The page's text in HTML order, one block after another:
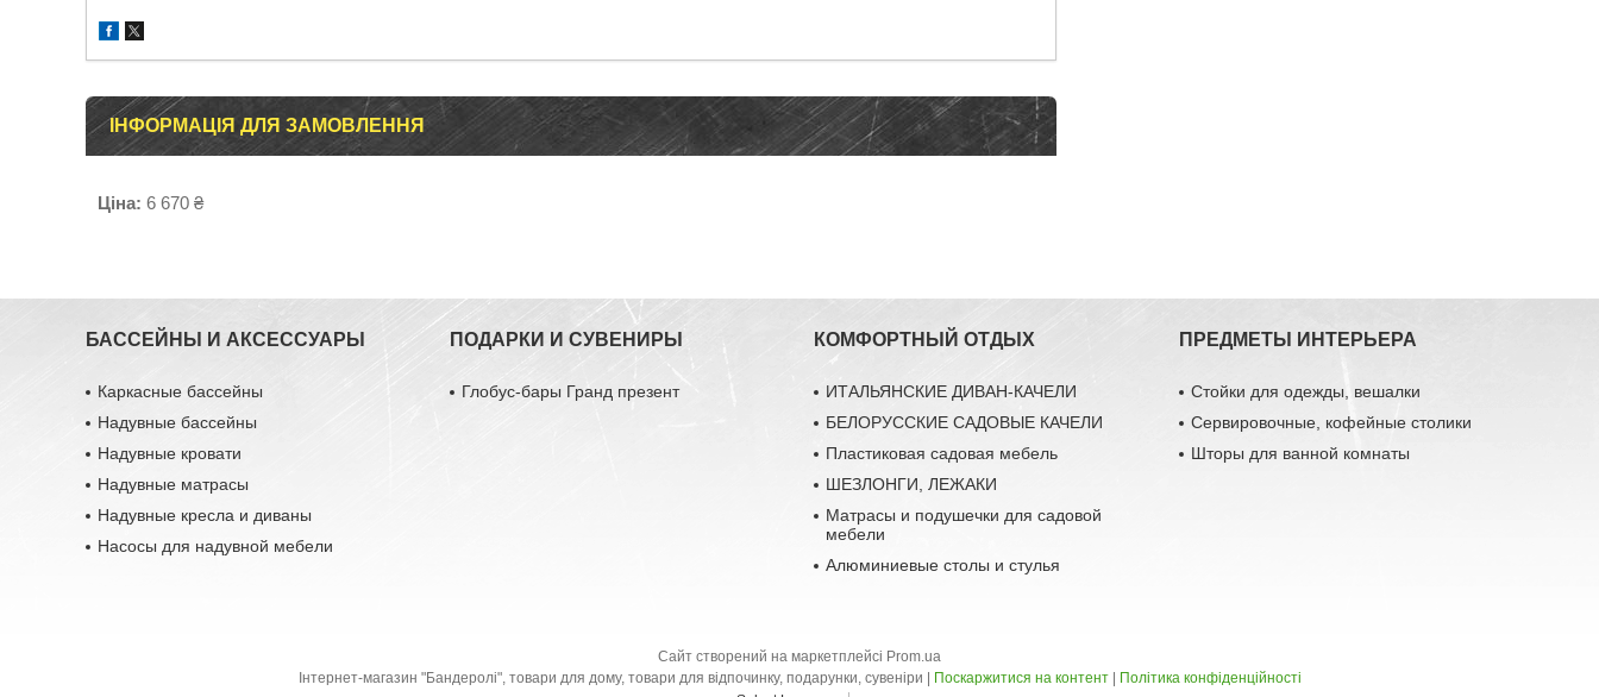
ІНФОРМАЦІЯ ДЛЯ ЗАМОВЛЕННЯ
Ціна: 6 670 ₴
БАССЕЙНЫ И АКСЕССУАРЫ
Каркасные бассейны
Надувные бассейны
Надувные кровати
Надувные матрасы
Надувные кресла и диваны
Насосы для надувной мебели
ПОДАРКИ И СУВЕНИРЫ
Глобус-бары Гранд презент
КОМФОРТНЫЙ ОТДЫХ
ИТАЛЬЯНСКИЕ ДИВАН-КАЧЕЛИ
БЕЛОРУССКИЕ САДОВЫЕ КАЧЕЛИ
Пластиковая садовая мебель
ШЕЗЛОНГИ, ЛЕЖАКИ
Матрасы и подушечки для садовой
мебели
Алюминиевые столы и стулья
ПРЕДМЕТЫ ИНТЕРЬЕРА
Стойки для одежды, вешалки
Сервировочные, кофейные столики
Шторы для ванной комнаты
Сайт створений на маркетплейсі Prom.ua
Поскаржитися на контент
Політика конфіденційності